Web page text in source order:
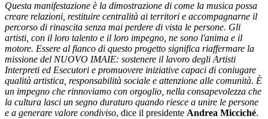
Questa manifestazione è la dimostrazione di come la musica possa
creare relazioni, restituire centralità ai territori e accompagnarne il
percorso di rinascita senza mai perdere di vista le persone. Gli
artisti, con il loro talento e il loro impegno, ne sono l'anima e il
motore. Essere al fianco di questo progetto significa riaffermare la
missione del NUOVO IMAIE: sostenere il lavoro degli Artisti
Interpreti ed Esecutori e promuovere iniziative capaci di coniugare
qualità artistica, responsabilità sociale e attenzione alle comunità. È
un impegno che rinnoviamo con orgoglio, nella consapevolezza che
la cultura lasci un segno duraturo quando riesce a unire le persone
e a generare valore condiviso, dice il presidente Andrea Micciché.